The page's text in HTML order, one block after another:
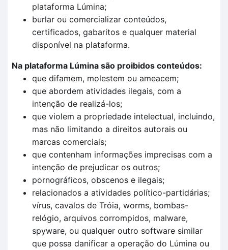
plataforma Lúmina;
burlar ou comercializar conteúdos,
certificados, gabaritos e qualquer material
disponível na plataforma.
Na plataforma Lúmina são proibidos conteúdos:
que difamem, molestem ou ameacem;
que abordem atividades ilegais, com a
intenção de realizá-los;
que violem a propriedade intelectual, incluindo,
mas não limitando a direitos autorais ou
marcas comerciais;
que contenham informações imprecisas com a
intenção de prejudicar os outros;
pornográficos, obscenos e ilegais;
relacionados a atividades político-partidárias;
vírus, cavalos de Tróia, worms, bombas-
relógio, arquivos corrompidos, malware,
spyware, ou qualquer outro software similar
que possa danificar a operação do Lúmina ou